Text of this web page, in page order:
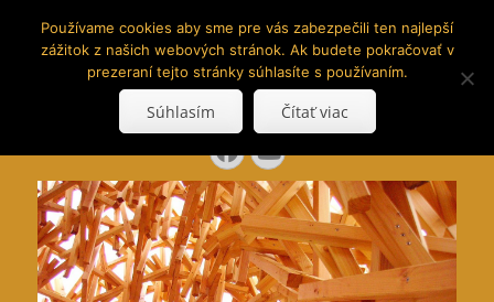
www.hranoly.sk
…kus prírody priamo k Vám
Search
Facebook
YouTube
Používame cookies aby sme pre vás zabezpečili ten najlepší
zážitok z našich webových stránok. Ak budete pokračovať v
prezeraní tejto stránky súhlasíte s používaním.
Súhlasím Čítať viac